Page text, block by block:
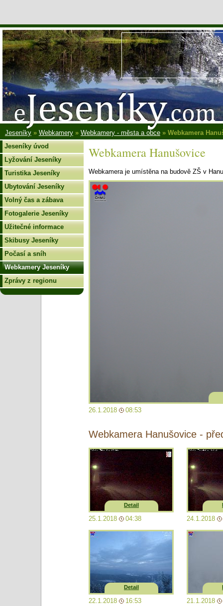
Jeseníky» Webkamery» Webkamery - města a obce» Webkamera
Webkamera Hanušovice
Webkamera je umístěna na budově ZŠ v
26.1.2018 08:53
Webkamera Hanušovice -
Detail
25.1.2018 04:38 24.1.2018
Detail
22.1.2018 16:53 21.1.2018
Jeseníky úvod
Lyžování Jeseníky
Turistika Jeseníky
Ubytování Jeseníky
Volný čas a zábava
Fotogalerie Jeseníky
Užitečné informace
Skibusy Jeseníky
Počasí a sníh
Webkamery Jeseníky
Zprávy z regionu